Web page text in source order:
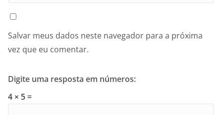
Salvar meus dados neste navegador para a próxima
vez que eu comentar.
Digite uma resposta em números:
4 × 5 =